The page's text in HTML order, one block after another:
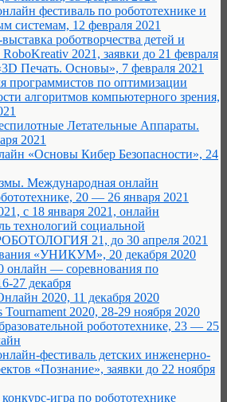
фестиваль по робототехнике и
системам, 12 февраля 2021
роботворчества детей и
2021, заявки до 21 февраля
Печать. Основы», 7 февраля 2021
программистов по оптимизации
алгоритмов компьютерного зрения,
Летательные Аппараты.
2021
«Основы Кибер Безопасности», 24
Международная онлайн
20 — 26 января 2021
с 18 января 2021, онлайн
технологий социальной
21, до 30 апреля 2021
«УНИКУМ», 20 декабря 2020
онлайн — соревнования по
27 декабря
2020, 11 декабря 2020
Tournament 2020, 28-29 ноября 2020
робототехнике, 23 — 25
фестиваль детских инженерно-
«Познание», заявки до 22 ноября
игра по робототехнике